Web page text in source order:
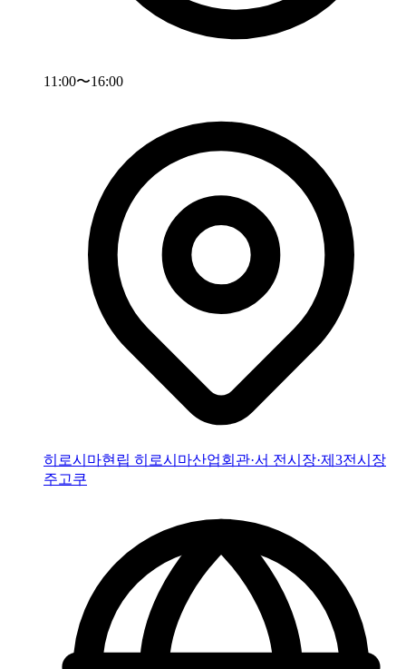
11:00〜16:00
히로시마현립 히로시마산업회관·서 전시장·제3전시장
주고쿠